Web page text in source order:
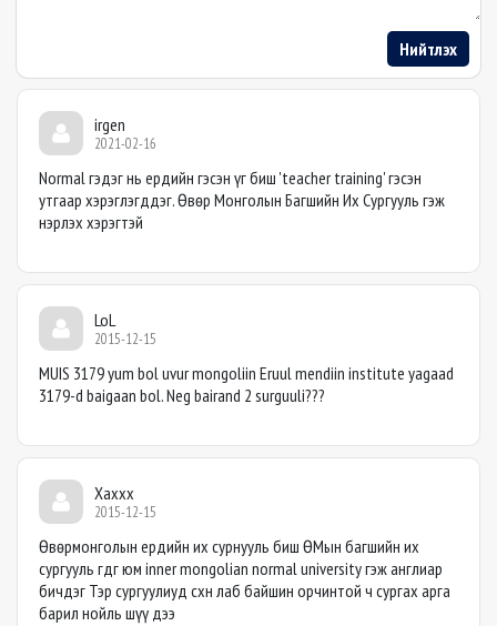
Нийтлэх
irgen
2021-02-16
Normal гэдэг нь ердийн гэсэн үг биш 'teacher training' гэсэн
утгаар хэрэглэгддэг. Өвөр Монголын Багшийн Их Сургууль гэж
нэрлэх хэрэгтэй
LoL
2015-12-15
MUIS 3179 yum bol uvur mongoliin Eruul mendiin institute yagaad
3179-d baigaan bol. Neg bairand 2 surguuli???
Хаххх
2015-12-15
Өвөрмонголын ердийн их сурнууль биш ӨМын багшийн их
сургууль гдг юм inner mongolian normal university гэж англиар
бичдэг Тэр сургуулиуд схн лаб байшин орчинтой ч сургах арга
барил нойль шүү дээ